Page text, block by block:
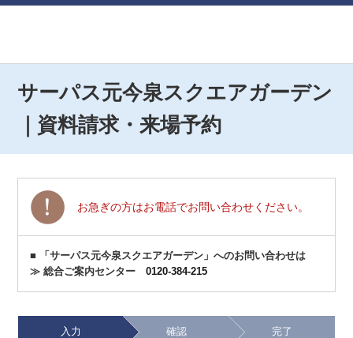
サーパス元今泉スクエアガーデン
｜資料請求・来場予約
お急ぎの方はお電話でお問い合わせください。
■ 「サーパス元今泉スクエアガーデン」へのお問い合わせは
≫ 総合ご案内センター0120-384-215
入力 確認 完了